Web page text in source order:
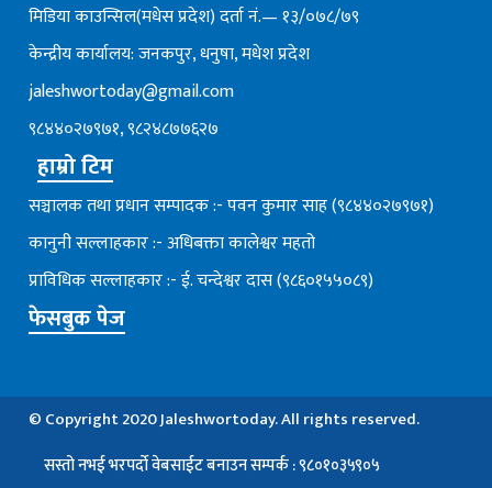
मिडिया काउन्सिल(मधेस प्रदेश) दर्ता नं.— १३/०७८/७९
केन्द्रीय कार्यालय: जनकपुर, धनुषा, मधेश प्रदेश
jaleshwortoday@gmail.com
९८४४०२७९७१, ९८२४८७७६२७
हाम्रो टिम
सञ्चालक तथा प्रधान सम्पादक :- पवन कुमार साह (९८४४०२७९७१)
कानुनी सल्लाहकार :- अधिबक्ता कालेश्वर महतो
प्राविधिक सल्लाहकार :- ई. चन्देश्वर दास (९८६०१५५०८९)
फेसबुक पेज
© Copyright 2020 Jaleshwortoday. All rights reserved.
नभई भरपर्दाे वेबसाईट बनाउन सम्पर्क : ९८०१०३५९०५